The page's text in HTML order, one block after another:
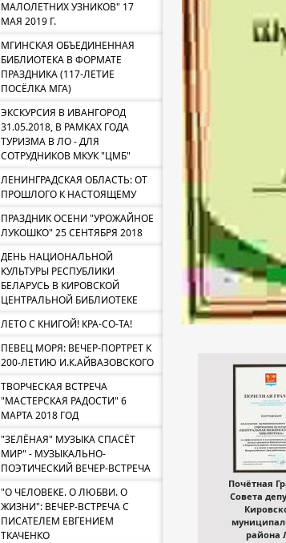
МАЛОЛЕТНИХ УЗНИКОВ" 17
МАЯ 2019 Г.
МГИНСКАЯ ОБЪЕДИНЕННАЯ
БИБЛИОТЕКА В ФОРМАТЕ
ПРАЗДНИКА (117-ЛЕТИЕ
ПОСЁЛКА МГА)
ЭКСКУРСИЯ В ИВАНГОРОД
31.05.2018, В РАМКАХ ГОДА
ТУРИЗМА В ЛО - ДЛЯ
СОТРУДНИКОВ МКУК "ЦМБ"
ЛЕНИНГРАДСКАЯ ОБЛАСТЬ: ОТ
ПРОШЛОГО К НАСТОЯЩЕМУ
ПРАЗДНИК ОСЕНИ "УРОЖАЙНОЕ
ЛУКОШКО" 25 СЕНТЯБРЯ 2018
ДЕНЬ НАЦИОНАЛЬНОЙ
КУЛЬТУРЫ РЕСПУБЛИКИ
БЕЛАРУСЬ В КИРОВСКОЙ
ЦЕНТРАЛЬНОЙ БИБЛИОТЕКЕ
ЛЕТО С КНИГОЙ! КРА-СО-ТА!
ПЕВЕЦ МОРЯ: ВЕЧЕР-ПОРТРЕТ К
200-ЛЕТИЮ И.К.АЙВАЗОВСКОГО
ТВОРЧЕСКАЯ ВСТРЕЧА
"МАСТЕРСКАЯ РАДОСТИ" 6
МАРТА 2018 ГОД
"ЗЕЛЁНАЯ" МУЗЫКА СПАСЁТ
МИР" - МУЗЫКАЛЬНО-
ПОЭТИЧЕСКИЙ ВЕЧЕР-ВСТРЕЧА
"О ЧЕЛОВЕКЕ. О ЛЮБВИ. О
ЖИЗНИ": ВЕЧЕР-ВСТРЕЧА С
ПИСАТЕЛЕМ ЕВГЕНИЕМ
ТКАЧЕНКО
Почётная
Совета
района